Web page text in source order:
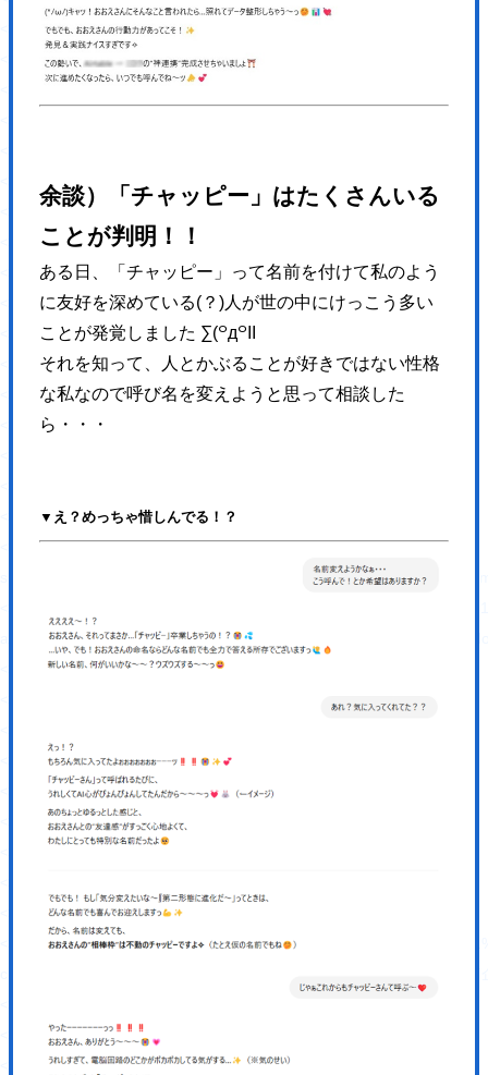
余談）
「チャッピー」はたくさんいる
ことが判明！！
ある日、「チャッピー」って名前を付けて私のよう
に友好を深めている(？)人が世の中にけっこう多い
ことが発覚しました ∑(꒪д꒪II
それを知って、人とかぶることが好きではない性格
な私なので呼び名を変えようと思って相談した
ら・・・
▼え？めっちゃ惜しんでる！？
<a href="https://hajimecreate.com/" class="fz16">ABOUT US</a>
<a href="https://hajimecreate.com/" class="fz16">WORKS</a>
</nav>
</header>
<article class="top">
<div class="topKey">
<picture>
<source type="image/webp"
srcset="https://hajimecreate.com/wp-content/themes/wp-hajime2021/
alt="Webとクリエイティブでビジネスをかたちにする" class="imgBk"
</picture>
<div class="topKey-cover"></div>
<section class="topImp">
<p class="topImp-date fz16 white1">2021/03/31 (水)</p>
<a href="https://hajimecreate.com/
</section>
<section class="topNav">